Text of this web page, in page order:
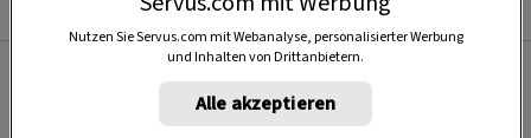
Nutzen Sie Servus.com mit Webanalyse, personalisierter Werbung
und Inhalten von Drittanbietern.
Alle akzeptieren